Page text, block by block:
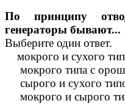
По принципу
генераторы бывают...
Выберите один ответ.
мокрого и сухого
мокрого типа с
сырого и сухого
мокрого и сырого